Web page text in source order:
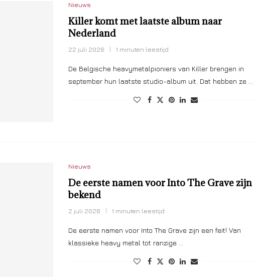
Nieuws
Killer komt met laatste album naar
Nederland
22 juli 2026 1 minuten leestijd
De Belgische heavymetalpioniers van Killer brengen in
september hun laatste studio-album uit. Dat hebben ze …
Nieuws
De eerste namen voor Into The Grave zijn
bekend
2 juli 2026 1 minuten leestijd
De eerste namen voor Into The Grave zijn een feit! Van
klassieke heavy metal tot ranzige …